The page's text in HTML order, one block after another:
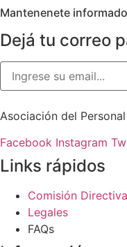
Mantenenete
Dejá tu correo
Asociación del
Facebook Instagram
Links rápidos
Comisión Directiva
Legales
FAQs